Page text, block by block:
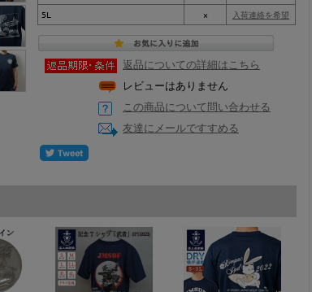
5L × 入荷連絡を希望
返品についての詳細はこちら
レビューはありません
この商品について問い合わせる
友達にメールですすめる